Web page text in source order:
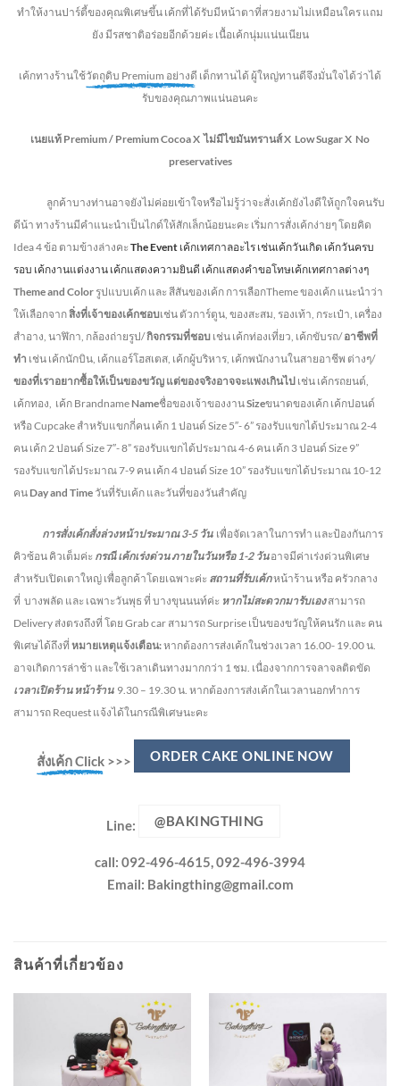
ทำให้งานปาร์ตี้ของคุณพิเศษขึ้น เค้กที่ได้รับมีหน้าตาที่สวยงามไม่เหมือนใคร แถม
ยัง มีรสชาติอร่อยอีกด้วยค่ะ เนื้อเค้กนุ่มแน่นเนียน
เค้กทางร้านใช้วัตถุดิบ Premium อย่างดี เด็กทานได้ ผู้ใหญ่ทานดีจึงมั่นใจได้ว่าได้
รับของคุณภาพแน่นอนคะ
เนยแท้ Premium / Premium CocoaX ไม่มีไขมันทรานส์X Low SugarX No
preservatives
ลูกค้าบางท่านอาจยังไม่ค่อยเข้าใจหรือไม่รู้ว่าจะสั่งเค้กยังไงดีให้ถูกใจคนรับ
ดีน้า ทางร้านมีคำแนะนำเป็นไกด์ให้สักเล็กน้อยนะคะ เริ่มการสั่งเค้กง่ายๆ โดยคิด
Idea 4 ข้อ ตามข้างล่างคะ The Event เค้กเทศกาลอะไร เช่นเค้กวันเกิด เค้กวันครบ
รอบ เค้กงานแต่งงาน เค้กแสดงความยินดี เค้กแสดงคำขอโทษเค้กเทศกาลต่างๆ
Theme and Color รูปแบบเค้ก และ สีสันของเค้ก การเลือกTheme ของเค้ก แนะนำว่า
ให้เลือกจากสิ่งที่เจ้าของเค้กชอบเช่น ตัวการ์ตูน, ของสะสม, รองเท้า, กระเป๋า, เครื่อง
สำอาง, นาฬิกา, กล้องถ่ายรูป/กิจกรรมที่ชอบ เช่น เค้กท่องเที่ยว, เค้กขับรถ/อาชีพที่
ทำ เช่น เค้กนักบิน, เค้กแอร์โฮสเตส, เค้กผู้บริหาร, เค้กพนักงานในสายอาชีพ ต่างๆ/
ของที่เราอยากซื้อให้เป็นของขวัญ แต่ของจริงอาจจะแพงเกินไป เช่น เค้กรถยนต์,
เค้กทอง, เค้ก Brandname Nameชื่อของเจ้าของงานSizeขนาดของเค้ก เค้กปอนด์
หรือ Cupcake สำหรับแขกกี่คน เค้ก 1 ปอนด์ Size 5″- 6” รองรับแขกได้ประมาณ 2-4
คน เค้ก 2 ปอนด์ Size 7″- 8” รองรับแขกได้ประมาณ 4-6 คน เค้ก 3 ปอนด์ Size 9”
รองรับแขกได้ประมาณ 7-9 คน เค้ก 4 ปอนด์ Size 10” รองรับแขกได้ประมาณ 10-12
คน Day and Time วันที่รับเค้ก และวันที่ของวันสำคัญ
การสั่งเค้กสั่งล่วงหน้าประมาณ3-5 วัน เพื่อจัดเวลาในการทำ และป้องกันการ
คิวซ้อน คิวเต็มค่ะ กรณี เค้กเร่งด่วนภายในวันหรือ 1-2 วัน อาจมีค่าเร่งด่วนพิเศษ
สำหรับเปิดเตาใหญ่ เพื่อลูกค้าโดยเฉพาะค่ะ สถานที่รับเค้กหน้าร้าน หรือ ครัวกลาง
ที่ บางพลัด และ เฉพาะวันพุธ ที่ บางขุนนนท์ค่ะ หากไม่สะดวกมารับเองสามารถ
Delivery ส่งตรงถึงที่ โดย Grab car สามารถ Surprise เป็นของขวัญให้คนรัก และ คน
พิเศษได้ถึงที่ หมายเหตุแจ้งเตือน:หากต้องการส่งเค้กในช่วงเวลา 16.00- 19.00 น.
อาจเกิดการล่าช้า และใช้เวลาเดินทางมากกว่า 1 ชม. เนื่องจากการจลาจลติดขัด
เวลาเปิดร้าน หน้าร้าน 9.30 – 19.30 น. หากต้องการส่งเค้กในเวลานอกทำการ
สามารถ Request แจ้งได้ในกรณีพิเศษนะคะ
สั่งเค้ก Click>>> ORDER CAKE ONLINE NOW
Line: @BAKINGTHING
call: 092-496-4615, 092-496-3994
Email: Bakingthing@gmail.com
สินค้าที่เกี่ยวข้อง